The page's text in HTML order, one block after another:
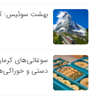
بهشت سوئیس: کشف ۱۰ مکان گردشگری و
سوغاتی‌های
دستی و